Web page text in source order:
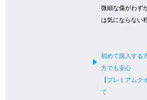
店舗情報
微細な傷がわず
は気にならない
初めて購入する
方でも安心
【プレミアム
て